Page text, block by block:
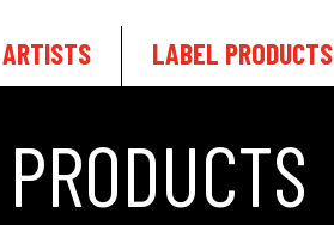
ARTISTS LABEL PRODUCTS